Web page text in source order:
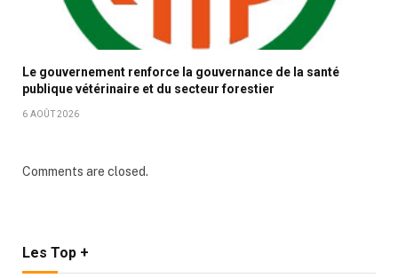
Le gouvernement renforce la gouvernance de la santé
publique vétérinaire et du secteur forestier
6 AOÛT 2026
Comments are closed.
Les Top +